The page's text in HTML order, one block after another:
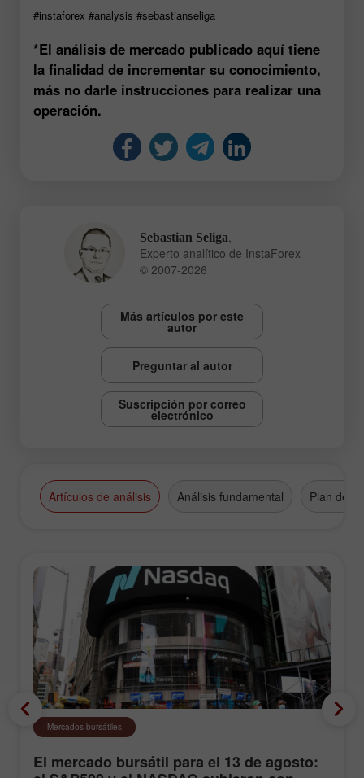
#instaforex #analysis #sebastianseliga
*El análisis de mercado publicado aquí tiene
la finalidad de incrementar su conocimiento,
más no darle instrucciones para realizar una
operación.
Sebastian Seliga
Experto analítico de InstaForex
© 2007-2026
Más artículos por este
autor
Preguntar al autor
Suscripción por correo
electrónico
Artículos de análisis Análisis fundamental Plan de
Mercados bursátiles
El mercado bursátil para el 13 de agosto: